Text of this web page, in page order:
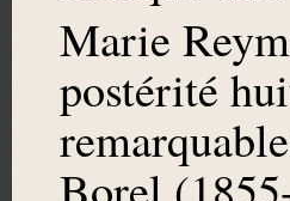
Marie
postérité